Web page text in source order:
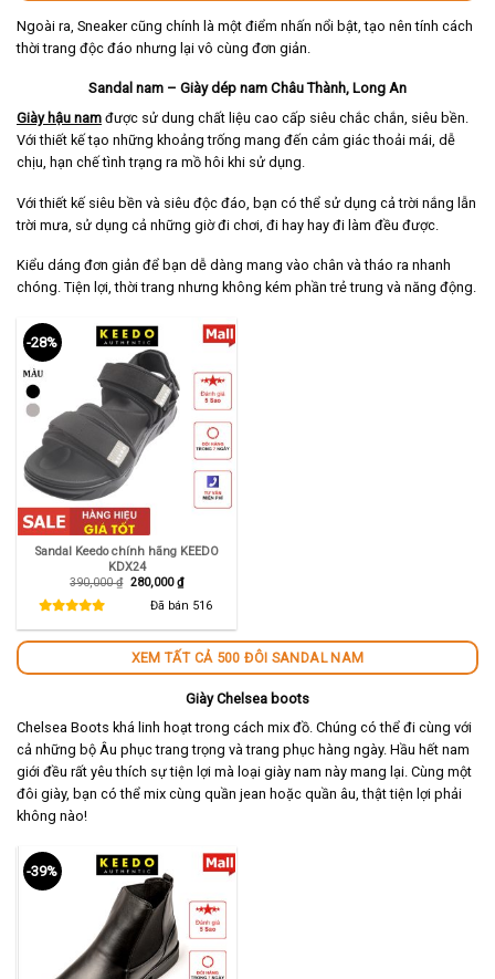
Ngoài ra, Sneaker cũng chính là một điểm nhấn nổi bật, tạo nên tính cách
thời trang độc đáo nhưng lại vô cùng đơn giản.
Sandal nam – Giày dép nam Châu Thành, Long An
Giày hậu nam được sử dung chất liệu cao cấp siêu chắc chắn, siêu bền.
Với thiết kế tạo những khoảng trống mang đến cảm giác thoải mái, dễ
chịu, hạn chế tình trạng ra mồ hôi khi sử dụng.
Với thiết kế siêu bền và siêu độc đáo, bạn có thể sử dụng cả trời nắng lẫn
trời mưa, sử dụng cả những giờ đi chơi, đi hay hay đi làm đều được.
Kiểu dáng đơn giản để bạn dễ dàng mang vào chân và tháo ra nhanh
chóng. Tiện lợi, thời trang nhưng không kém phần trẻ trung và năng động.
-28%
Sandal Keedo chính hãng KEEDO
KDX24
390,000₫ Giá
280,000₫Giá
hiện
tại
Đã bán 516
XEM TẤT CẢ 500 ĐÔI SANDAL NAM
Giày Chelsea boots
Chelsea Boots khá linh hoạt trong cách mix đồ. Chúng có thể đi cùng với
cả những bộ Âu phục trang trọng và trang phục hàng ngày. Hầu hết nam
giới đều rất yêu thích sự tiện lợi mà loại giày nam này mang lại. Cùng một
đôi giày, bạn có thể mix cùng quần jean hoặc quần âu, thật tiện lợi phải
không nào!
-39%